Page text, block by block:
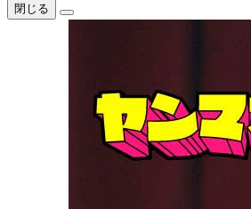
閉じる